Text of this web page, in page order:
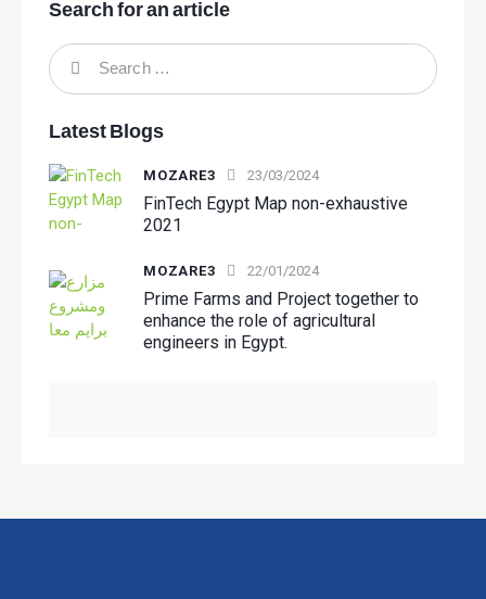
Search for an article
Latest Blogs
MOZARE3 23/03/2024
FinTech Egypt Map non-exhaustive
2021
MOZARE3 22/01/2024
Prime Farms and Project together to
enhance the role of agricultural
engineers in Egypt.